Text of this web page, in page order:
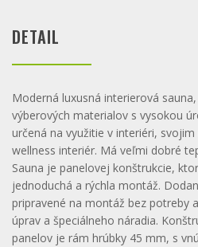
DETAIL
Moderná luxusná interierová
výberových materialov s vysokou
určená na využitie v interiéri,
wellness interiér. Má veľmi dobré
Sauna je panelovej konštrukcie,
jednoduchá a rýchla montáž.
pripravené na montáž bez potreby
úprav a špeciálneho náradia.
panelov je rám hrúbky 45 mm, s